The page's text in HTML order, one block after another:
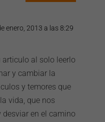
enero, 2013 a las 8:29
articulo al solo leerlo
y cambiar la
y temores que
vida, que nos
en el camino